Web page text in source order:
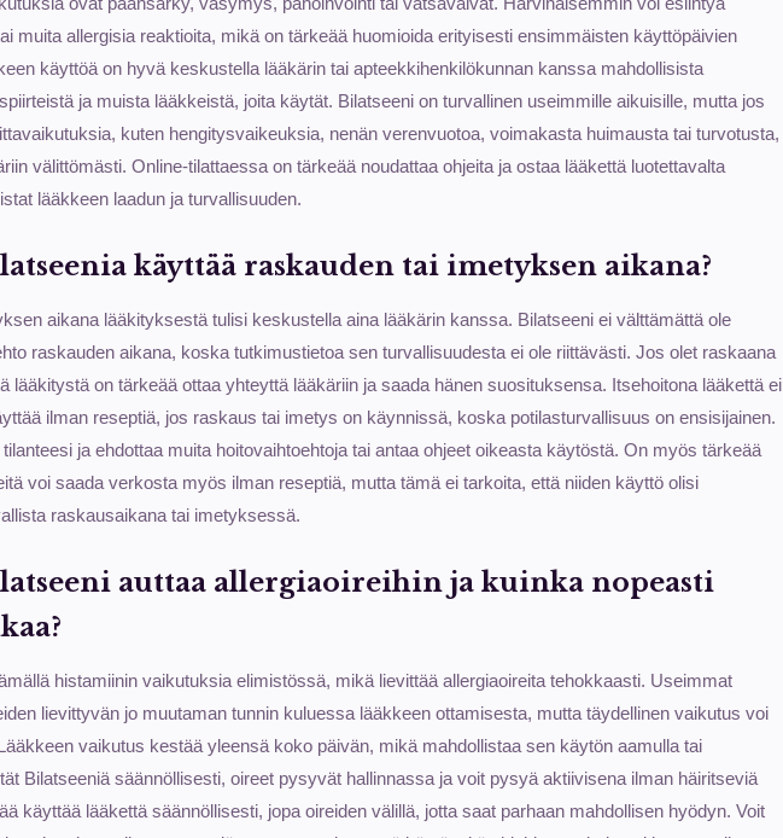
muita allergisia reaktioita, mikä on tärkeää huomioida erityisesti ensimmäisten käyttöpäivien
käyttöä on hyvä keskustella lääkärin tai apteekkihenkilökunnan kanssa mahdollisista
ja muista lääkkeistä, joita käytät. Bilatseeni on turvallinen useimmille aikuisille, mutta jos
kuten hengitysvaikeuksia, nenän verenvuotoa, voimakasta huimausta tai turvotusta,
välittömästi. Online-tilattaessa on tärkeää noudattaa ohjeita ja ostaa lääkettä luotettavalta
lääkkeen laadun ja turvallisuuden.
käyttää raskauden tai imetyksen aikana?
aikana lääkityksestä tulisi keskustella aina lääkärin kanssa. Bilatseeni ei välttämättä ole
raskauden aikana, koska tutkimustietoa sen turvallisuudesta ei ole riittävästi. Jos olet raskaana
lääkitystä on tärkeää ottaa yhteyttä lääkäriin ja saada hänen suosituksensa. Itsehoitona lääkettä ei
ilman reseptiä, jos raskaus tai imetys on käynnissä, koska potilasturvallisuus on ensisijainen.
ja ehdottaa muita hoitovaihtoehtoja tai antaa ohjeet oikeasta käytöstä. On myös tärkeää
voi saada verkosta myös ilman reseptiä, mutta tämä ei tarkoita, että niiden käyttö olisi
raskausaikana tai imetyksessä.
auttaa allergiaoireihin ja kuinka nopeasti
histamiinin vaikutuksia elimistössä, mikä lievittää allergiaoireita tehokkaasti. Useimmat
lievittyvän jo muutaman tunnin kuluessa lääkkeen ottamisesta, mutta täydellinen vaikutus voi
vaikutus kestää yleensä koko päivän, mikä mahdollistaa sen käytön aamulla tai
Bilatseeniä säännöllisesti, oireet pysyvät hallinnassa ja voit pysyä aktiivisena ilman häiritseviä
käyttää lääkettä säännöllisesti, jopa oireiden välillä, jotta saat parhaan mahdollisen hyödyn. Voit